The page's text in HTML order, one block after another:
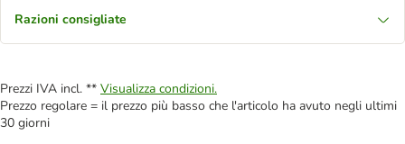
Razioni consigliate
Prezzi IVA incl. ** Visualizza condizioni.
Prezzo regolare = il prezzo più basso che l'articolo ha avuto negli ultimi
30 giorni